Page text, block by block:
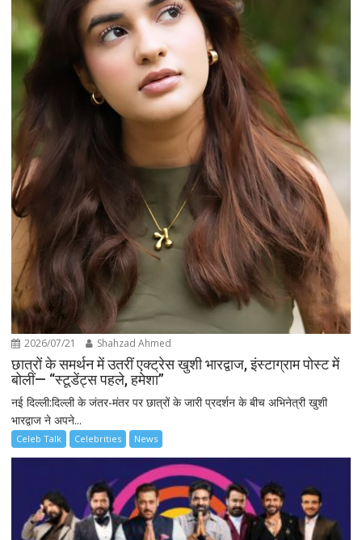
2026/07/21 Shahzad Ahmed
छात्रों के समर्थन में उतरीं एक्ट्रेस खुशी भारद्वाज, इंस्टाग्राम पोस्ट में
बोलीं— “स्टूडेंट्स पहले, हमेशा”
नई दिल्ली:दिल्ली के जंतर-मंतर पर छात्रों के जारी प्रदर्शन के बीच अभिनेत्री खुशी
भारद्वाज ने अपने...
Celeb Talk Celebrities News